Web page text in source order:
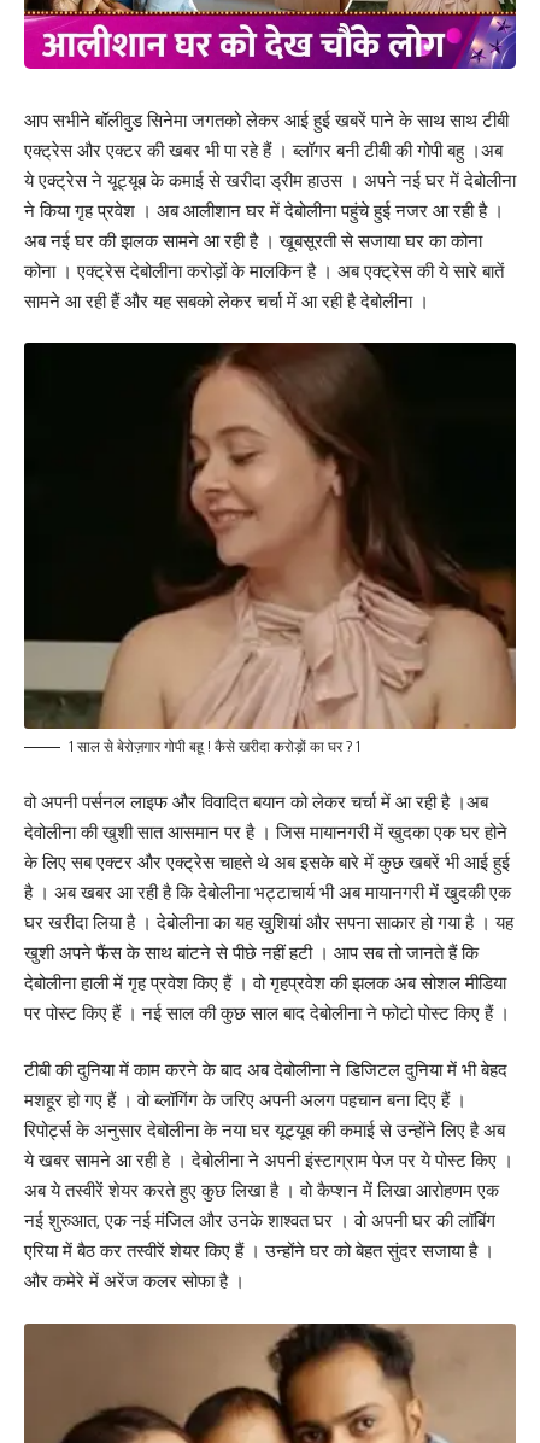
आप सभीने बॉलीवुड सिनेमा जगतको लेकर आई हुई खबरें पाने के साथ साथ टीबी
एक्ट्रेस और एक्टर की खबर भी पा रहे हैं । ब्लॉगर बनी टीबी की गोपी बहु ।अब
ये एक्ट्रेस ने यूट्यूब के कमाई से खरीदा ड्रीम हाउस । अपने नई घर में देबोलीना
ने किया गृह प्रवेश । अब आलीशान घर में देबोलीना पहुंचे हुई नजर आ रही है ।
अब नई घर की झलक सामने आ रही है । खूबसूरती से सजाया घर का कोना
कोना । एक्ट्रेस देबोलीना करोड़ों के मालकिन है । अब एक्ट्रेस की ये सारे बातें
सामने आ रही हैं और यह सबको लेकर चर्चा में आ रही है देबोलीना ।
1 साल से बेरोज़गार गोपी बहू ! कैसे खरीदा करोड़ों का घर ? 1
वो अपनी पर्सनल लाइफ और विवादित बयान को लेकर चर्चा में आ रही है ।अब
देवोलीना की खुशी सात आसमान पर है । जिस मायानगरी में खुदका एक घर होने
के लिए सब एक्टर और एक्ट्रेस चाहते थे अब इसके बारे में कुछ खबरें भी आई हुई
है । अब खबर आ रही है कि देबोलीना भट्टाचार्य भी अब मायानगरी में खुदकी एक
घर खरीदा लिया है । देबोलीना का यह खुशियां और सपना साकार हो गया है । यह
खुशी अपने फैंस के साथ बांटने से पीछे नहीं हटी । आप सब तो जानते हैं कि
देबोलीना हाली में गृह प्रवेश किए हैं । वो गृहप्रवेश की झलक अब सोशल मीडिया
पर पोस्ट किए हैं । नई साल की कुछ साल बाद देबोलीना ने फोटो पोस्ट किए हैं ।
टीबी की दुनिया में काम करने के बाद अब देबोलीना ने डिजिटल दुनिया में भी बेहद
मशहूर हो गए हैं । वो ब्लॉगिंग के जरिए अपनी अलग पहचान बना दिए हैं ।
रिपोर्ट्स के अनुसार देबोलीना के नया घर यूट्यूब की कमाई से उन्होंने लिए है अब
ये खबर सामने आ रही हे । देबोलीना ने अपनी इंस्टाग्राम पेज पर ये पोस्ट किए ।
अब ये तस्वीरें शेयर करते हुए कुछ लिखा है । वो कैप्शन में लिखा आरोहणम एक
नई शुरुआत, एक नई मंजिल और उनके शाश्वत घर । वो अपनी घर की लॉबिंग
एरिया में बैठ कर तस्वीरें शेयर किए हैं । उन्होंने घर को बेहत सुंदर सजाया है ।
और कमेरे में अरेंज कलर सोफा है ।